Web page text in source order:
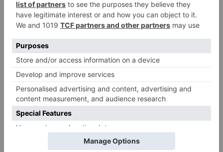
sol ya ha bajado. Las franjas horarias entre
12:00 y 17:00 deben evitarse siempre que sea
posible, ya que representan el mayor riesgo de
golpe de calor.
Escoger bien el horario de entrenamiento:
Reducir la intensidad y adaptar el tipo de
ejercicio:El verano no es el mejor momento
para buscar marcas personales o retos
extremos. En cambio, es una oportunidad ideal
para trabajar en la constancia y la calidad del